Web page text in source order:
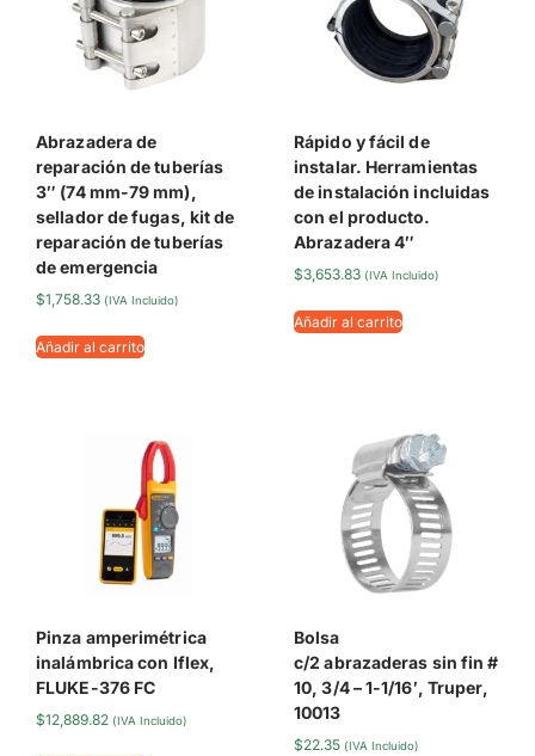
Abrazadera de
reparación de tuberías
3″ (74 mm-79 mm),
sellador de fugas, kit de
reparación de tuberías
de emergencia
$1,758.33 (IVA Incluido)
Añadir al carrito
Rápido y fácil de
instalar. Herramientas
de instalación incluidas
con el producto.
Abrazadera 4″
$3,653.83 (IVA Incluido)
Añadir al carrito
Pinza amperimétrica
inalámbrica con Iflex,
FLUKE-376 FC
$12,889.82 (IVA Incluido)
Bolsa
c/2 abrazaderas sin fin #
10, 3/4 – 1-1/16′, Truper,
10013
$22.35 (IVA Incluido)